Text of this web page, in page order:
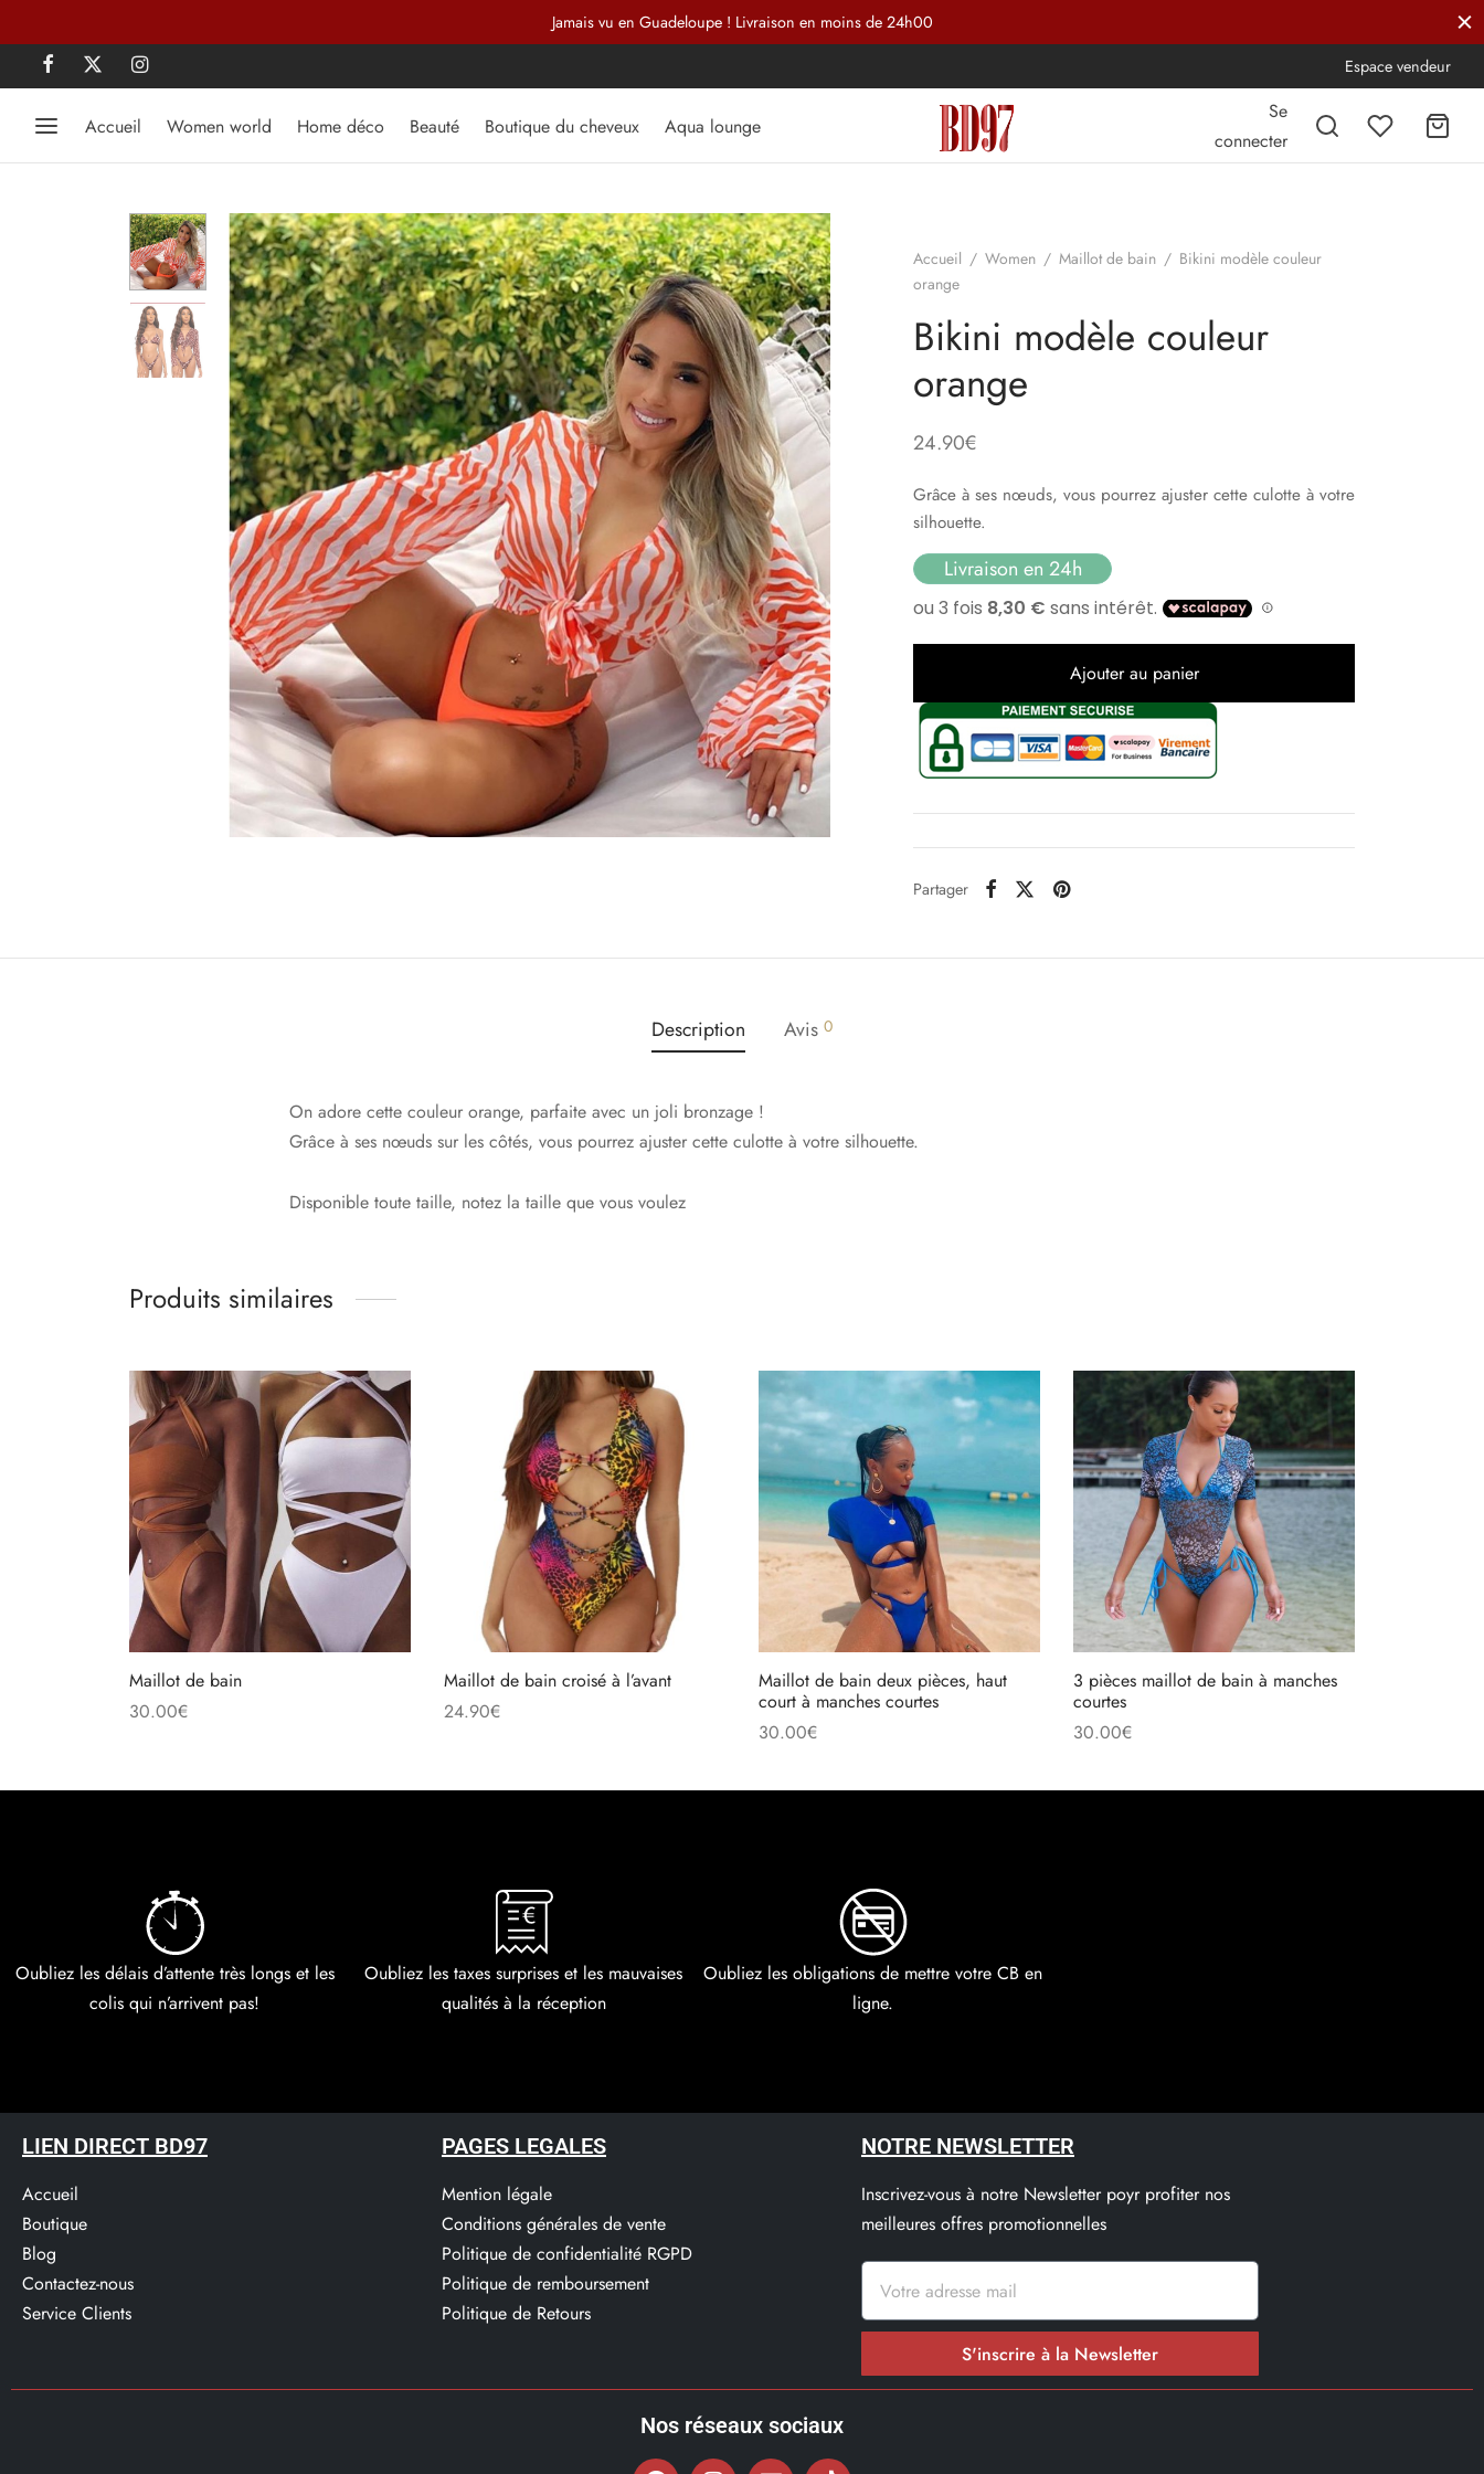
Jamais vu en Guadeloupe ! Livraison en moins de 24h00
Espace vendeur
Accueil Women world Home déco Beauté Boutique du cheveux Aqua lounge
Se
connecter
Accueil / Women / Maillot de bain / Bikini modèle couleur
orange
Bikini modèle couleur
orange
24.90€
Grâce à ses nœuds, vous pourrez ajuster cette culotte à votre
silhouette.
Livraison en 24h
Ajouter au panier
Partager
Description Avis 0
On adore cette couleur orange, parfaite avec un joli bronzage !
Grâce à ses nœuds sur les côtés, vous pourrez ajuster cette culotte à votre silhouette.
Disponible toute taille, notez la taille que vous voulez
Produits similaires
Maillot de bain
30.00€
Maillot de bain croisé à l’avant
24.90€
Maillot de bain deux pièces, haut
court à manches courtes
30.00€
3 pièces maillot de bain à manches
courtes
30.00€
Oubliez les délais d’attente très longs et les
colis qui n’arrivent pas!
Oubliez les taxes surprises et les mauvaises
qualités à la réception
Oubliez les obligations de mettre votre CB en
ligne.
LIEN DIRECT BD97
Accueil
Boutique
Blog
Contactez-nous
Service Clients​
PAGES LEGALES
Mention légale
Conditions générales de vente
Politique de confidentialité RGPD
Politique de remboursement
Politique de Retours
NOTRE NEWSLETTER
Inscrivez-vous à notre Newsletter poyr profiter nos
meilleures offres promotionnelles
S'inscrire à la Newsletter
Nos réseaux sociaux